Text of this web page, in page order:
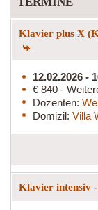
Klavier plus X
12.02.2026 -
€ 840 -
Dozenten:
Domizil: Villa
Klavier intensiv